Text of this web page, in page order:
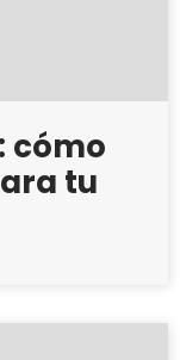
cómo
tu